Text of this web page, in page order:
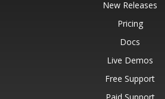
New Releases
Pricing
Docs
Live Demos
Free Support